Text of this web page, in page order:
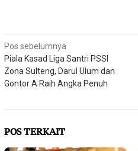
Navigasi
pos
Pos sebelumnya
Piala Kasad Liga Santri PSSI
Zona Sulteng, Darul Ulum dan
Gontor A Raih Angka Penuh
POS TERKAIT